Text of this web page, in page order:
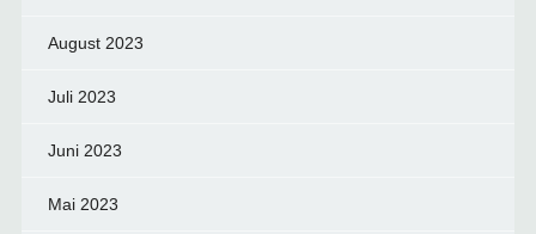
August 2023
Juli 2023
Juni 2023
Mai 2023